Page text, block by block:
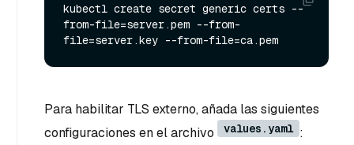
kubectl create secret generic certs --
from-file=server.pem --from-
Para habilitar TLS externo, añada las siguientes
configuraciones en el archivo
values.yaml :